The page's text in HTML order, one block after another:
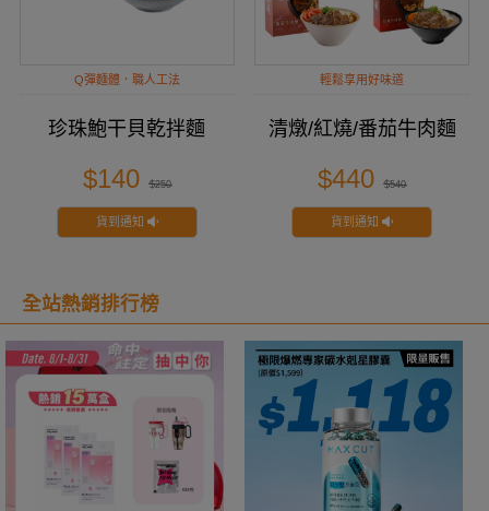
Q彈麵體．職人工法
珍珠鮑干貝乾拌麵
$140 $250
貨到通知
輕鬆享用好味道
清燉/紅燒/番茄牛肉麵
$440 $540
貨到通知
全站熱銷排行榜